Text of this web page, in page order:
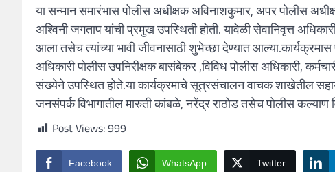
या सन्मान समारंभास पोलीस अधीक्षक अविनाशकुमार, अपर पोलीस
अश्विनी जगताप यांची प्रमुख उपस्थिती होती. यावेळी सेवानिवृत्त
आला तसेच त्यांच्या भावी जीवनासाठी शुभेच्छा देण्यात आल्या.
अधिकारी पोलीस उपनिरीक्षक बासंबेकर ,विविध पोलीस अधिकारी,
संख्येने उपस्थित होते.या कार्यक्रमाचे सूत्रसंचालन वाचक शाखेतील
जनसंपर्क विभागातील मारुती कांबळे, नरेंद्र राठोड तसेच पोलीस कल्याण
Post Views:999
Facebook WhatsApp Twitter